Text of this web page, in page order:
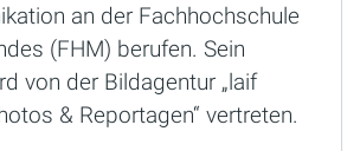
an der Fachhochschule
(FHM) berufen. Sein
von der Bildagentur „laif
& Reportagen“ vertreten.